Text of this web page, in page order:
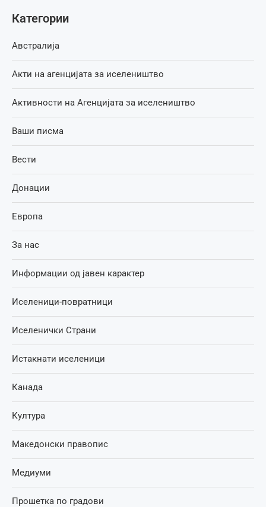
Категории
Австралија
Акти на агенцијата за иселеништво
Активности на Агенцијата за иселеништво
Ваши писма
Вести
Донации
Европа
За нас
Информации од јавен карактер
Иселеници-повратници
Иселенички Страни
Истакнати иселеници
Канада
Култура
Македонски правопис
Медиуми
Прошетка по градови